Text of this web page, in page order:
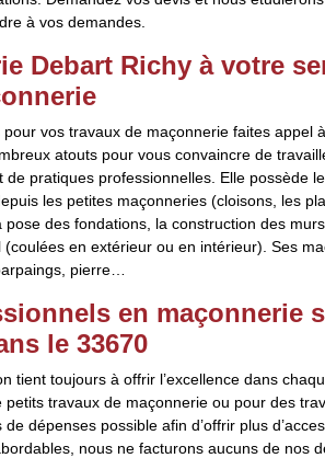
à vos demandes.
Debart Richy à votre
vos travaux de maçonnerie faites appel
atouts pour vous convaincre de
pratiques professionnelles. Elle possède
les petites maçonneries (cloisons, les
des fondations, la construction des
en extérieur ou en intérieur). Ses
pierre…
en maçonnerie
le 33670
tient toujours à offrir l’excellence dans
travaux de maçonnerie ou pour des
dépenses possible afin d’offrir plus
nous ne facturons aucuns de nos